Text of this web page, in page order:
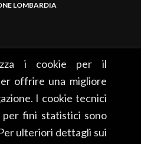
i cookie per il
offrire una migliore
I cookie tecnici
fini statistici sono
ulteriori dettagli sui
LOMBARDIA